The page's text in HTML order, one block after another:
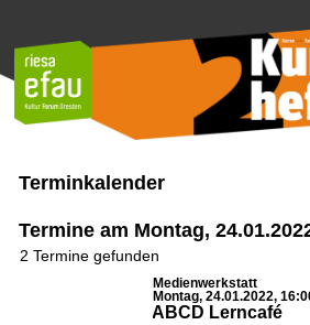
Terminkalender
Termine am Montag,
2 Termine gefunden
Medienwerkstatt
Montag, 24.01.2022,
ABCD Lerncafé